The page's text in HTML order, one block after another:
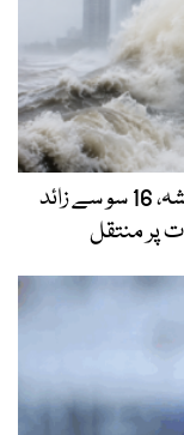
چین میں طوفان ڈولفن کی تباہ کاری کا خدشہ، 16 سو سے زائد